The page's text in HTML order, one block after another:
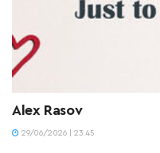
Alex Rasov
29/06/2026 | 23:45